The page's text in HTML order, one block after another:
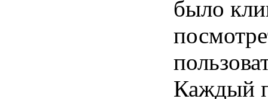
было
Каждый